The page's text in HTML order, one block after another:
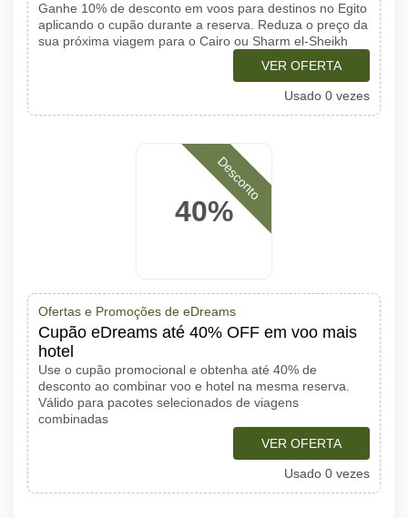
Ganhe 10% de desconto em voos para destinos no Egito
aplicando o cupão durante a reserva. Reduza o preço da
sua próxima viagem para o Cairo ou Sharm el-Sheikh
VER OFERTA
Usado 0 vezes
40%
Desconto
Ofertas e Promoções de eDreams
Cupão eDreams até 40% OFF em voo mais
hotel
Use o cupão promocional e obtenha até 40% de
desconto ao combinar voo e hotel na mesma reserva.
Válido para pacotes selecionados de viagens
combinadas
VER OFERTA
Usado 0 vezes